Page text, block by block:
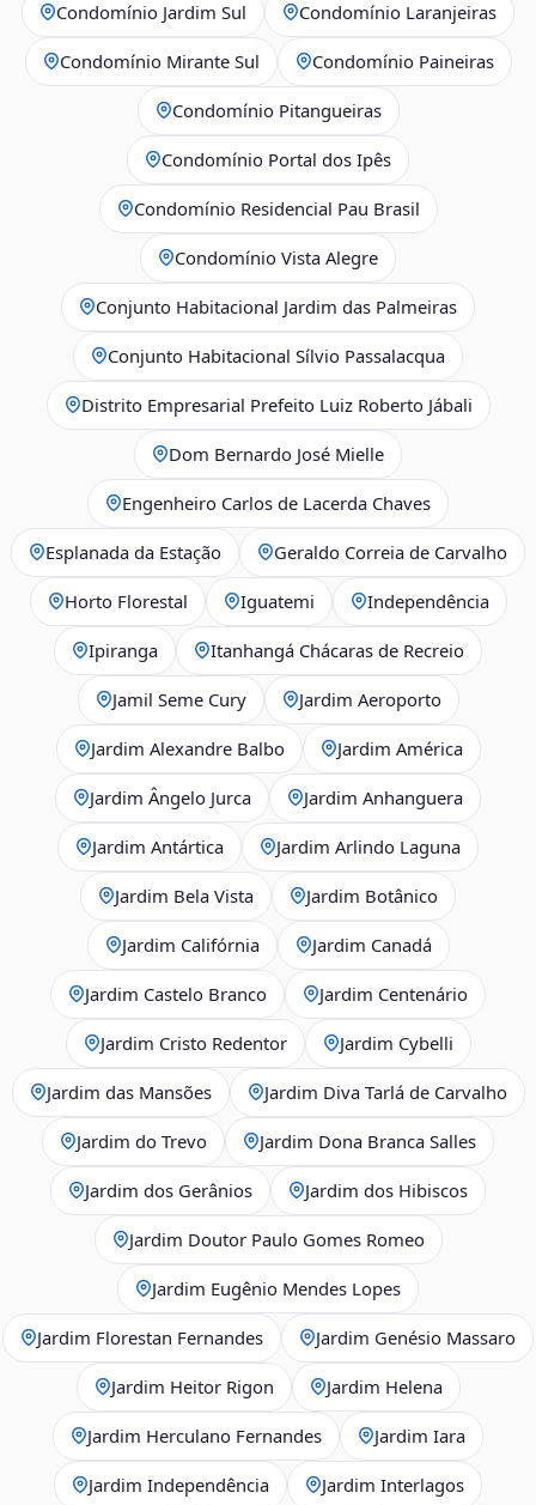
Condomínio Jardim Sul Condomínio Laranjeiras
Condomínio Mirante Sul Condomínio Paineiras
Condomínio Pitangueiras
Condomínio Portal dos Ipês
Condomínio Residencial Pau Brasil
Condomínio Vista Alegre
Conjunto Habitacional Jardim das Palmeiras
Conjunto Habitacional Sílvio Passalacqua
Distrito Empresarial Prefeito Luiz Roberto Jábali
Dom Bernardo José Mielle
Engenheiro Carlos de Lacerda Chaves
Esplanada da Estação Geraldo Correia de Carvalho
Horto Florestal Iguatemi Independência
Ipiranga Itanhangá Chácaras de Recreio
Jamil Seme Cury Jardim Aeroporto
Jardim Alexandre Balbo Jardim América
Jardim Ângelo Jurca Jardim Anhanguera
Jardim Antártica Jardim Arlindo Laguna
Jardim Bela Vista Jardim Botânico
Jardim Califórnia Jardim Canadá
Jardim Castelo Branco Jardim Centenário
Jardim Cristo Redentor Jardim Cybelli
Jardim das Mansões Jardim Diva Tarlá de Carvalho
Jardim do Trevo Jardim Dona Branca Salles
Jardim dos Gerânios Jardim dos Hibiscos
Jardim Doutor Paulo Gomes Romeo
Jardim Eugênio Mendes Lopes
Jardim Florestan Fernandes Jardim Genésio Massaro
Jardim Heitor Rigon Jardim Helena
Jardim Herculano Fernandes Jardim Iara
Jardim Independência Jardim Interlagos